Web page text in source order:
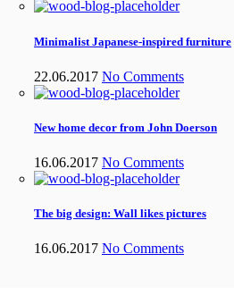
Minimalist Japanese-inspired furniture
22.06.2017 No Comments
New home decor from John Doerson
16.06.2017 No Comments
The big design: Wall likes pictures
16.06.2017 No Comments